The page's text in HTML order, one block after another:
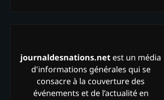
journaldesnations.net est un média
d'informations générales qui se
consacre à la couverture des
événements et de l’actualité en